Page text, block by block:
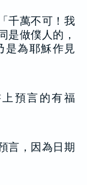
千萬不可！我
是做僕人的，
是為耶穌作見
預言的有福
言，因為日期